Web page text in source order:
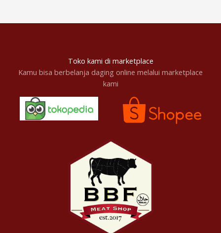
Toko kami di marketplace
Kamu bisa berbelanja daging online melalui marketplace
kami